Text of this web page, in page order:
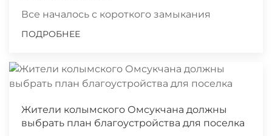
Все началось с короткого замыкания
ПОДРОБНЕЕ
Жители колымского Омсукчана должны
выбрать план благоустройства для поселка